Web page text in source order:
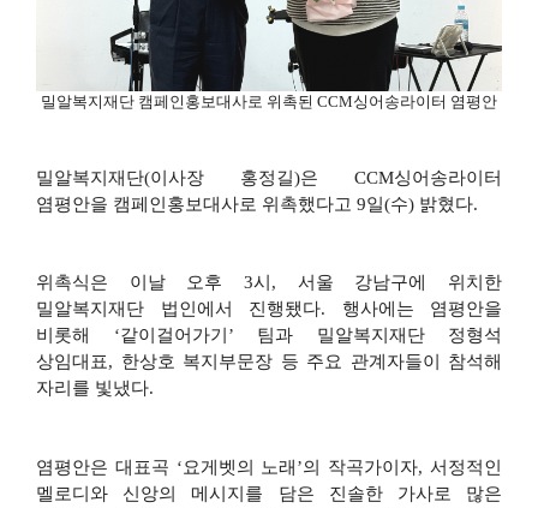
밀알복지재단 캠페인홍보대사로 위촉된 CCM싱어송라이터 염평안
밀알복지재단(이사장 홍정길)은 CCM싱어송라이터
염평안을 캠페인홍보대사로 위촉했다고 9일(수) 밝혔다.
위촉식은 이날 오후 3시 , 서울 강남구에 위치한
밀알복지재단 법인에서 진행됐다. 행사에는 염평안을
비롯해
‘같이걸어가기 ’ 팀과 밀알복지재단 정형석
상임대표, 한상호 복지부문장 등 주요 관계자들이 참석해
자리를 빛냈다.
염평안은 대표곡 ‘요게벳의 노래’의 작곡가이자,서정적인
멜로디와 신앙의 메시지를 담은 진솔한 가사로 많은